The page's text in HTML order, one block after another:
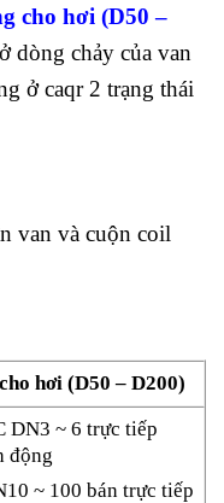
cho hơi (D50 –
dòng chảy của van
ở caqr 2 trạng thái
van và cuộn coil
hơi (D50 – D200)
DN3 ~ 6 trực tiếp
động
~ 100 bán trực tiếp